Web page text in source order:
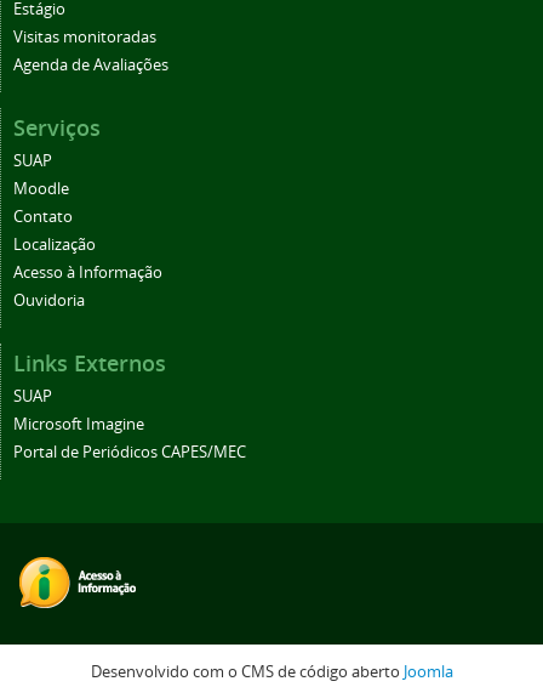
Estágio
Visitas monitoradas
Agenda de Avaliações
Serviços
SUAP
Moodle
Contato
Localização
Acesso à Informação
Ouvidoria
Links Externos
SUAP
Microsoft Imagine
Portal de Periódicos CAPES/MEC
Desenvolvido com o CMS de código aberto Joomla